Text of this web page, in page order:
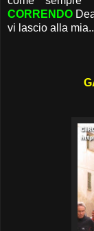
CORRENDO
vi lascio alla